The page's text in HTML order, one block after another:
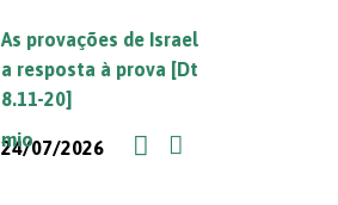
As provações de Israel
a resposta à prova [Dt
8.11-20]
24/07/2026